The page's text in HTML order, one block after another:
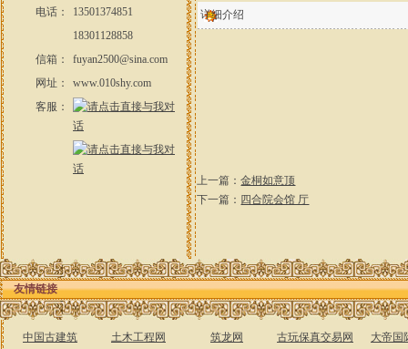
电话：
13501374851
18301128858
信箱：
fuyan2500@sina.com
网址：
www.010shy.com
客服：
详细介绍
上一篇：金桐如意顶
下一篇： 四合院会馆 厅
友情链接
中国古建筑 土木工程网 筑龙网 古玩保真交易网 大帝国